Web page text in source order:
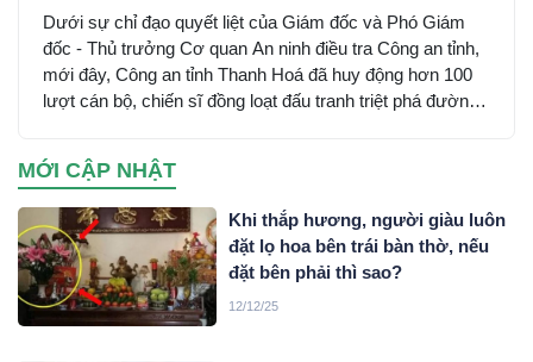
Dưới sự chỉ đạo quyết liệt của Giám đốc và Phó Giám
đốc - Thủ trưởng Cơ quan An ninh điều tra Công an tỉnh,
mới đây, Công an tỉnh Thanh Hoá đã huy động hơn 100
lượt cán bộ, chiến sĩ đồng loạt đấu tranh triệt phá đường
xuyên quốc gia do đối tượng Mai Văn Tới, sinh năm 2001
trú tại xã Nga Sơn, tỉnh Thanh Hoá cầm đầu…
MỚI CẬP NHẬT
Khi thắp hương, người giàu luôn
đặt lọ hoa bên trái bàn thờ, nếu
đặt bên phải thì sao?
12/12/25